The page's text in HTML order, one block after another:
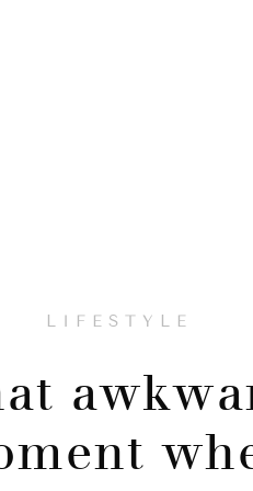
LIFESTYLE